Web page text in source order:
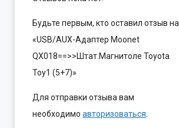
Будьте первым, кто оставил отзыв на
«USB/AUX-Адаптер Moonet
QX018==>>Штат.Магнитоле Toyota
Toy1 (5+7)»
Для отправки отзыва вам
необходимо авторизоваться